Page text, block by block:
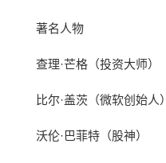
著名人物
查理·芒格（投资大师）
比尔·盖茨（微软创始人）
沃伦·巴菲特（股神）